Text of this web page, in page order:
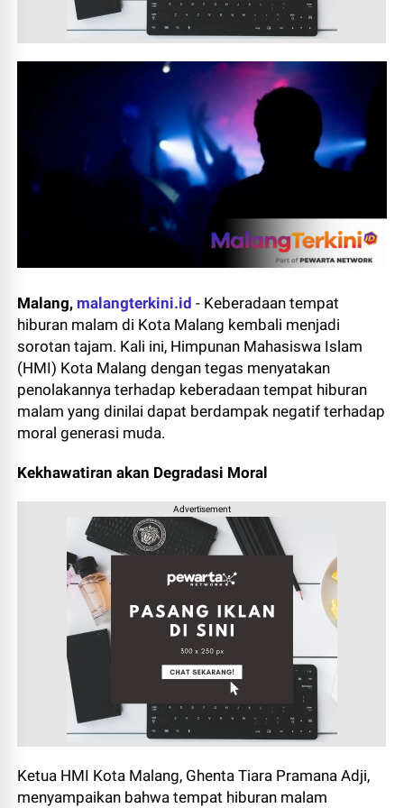
Malang, malangterkini.id - Keberadaan tempat
hiburan malam di Kota Malang kembali menjadi
sorotan tajam. Kali ini, Himpunan Mahasiswa Islam
(HMI) Kota Malang dengan tegas menyatakan
penolakannya terhadap keberadaan tempat hiburan
malam yang dinilai dapat berdampak negatif terhadap
moral generasi muda.
Kekhawatiran akan Degradasi Moral
Advertisement
Ketua HMI Kota Malang, Ghenta Tiara Pramana Adji,
menyampaikan bahwa tempat hiburan malam